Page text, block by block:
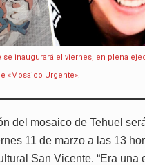
se inaugurará el viernes, en plena
«Mosaico Urgente».
del mosaico de Tehuel
11 de marzo a las 13
San Vicente. “Era una